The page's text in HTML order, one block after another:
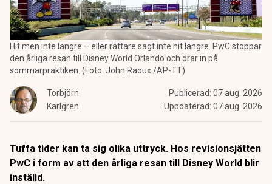
Hit men inte längre – eller rättare sagt inte hit längre. PwC stoppar
den årliga resan till Disney World Orlando och drar in på
sommarpraktiken. (Foto: John Raoux /AP-TT)
Torbjörn
Karlgren
Publicerad: 07 aug. 2026
Uppdaterad: 07 aug. 2026
Tuffa tider kan ta sig olika uttryck. Hos revisionsjätten
PwC i form av att den årliga resan till Disney World blir
inställd.